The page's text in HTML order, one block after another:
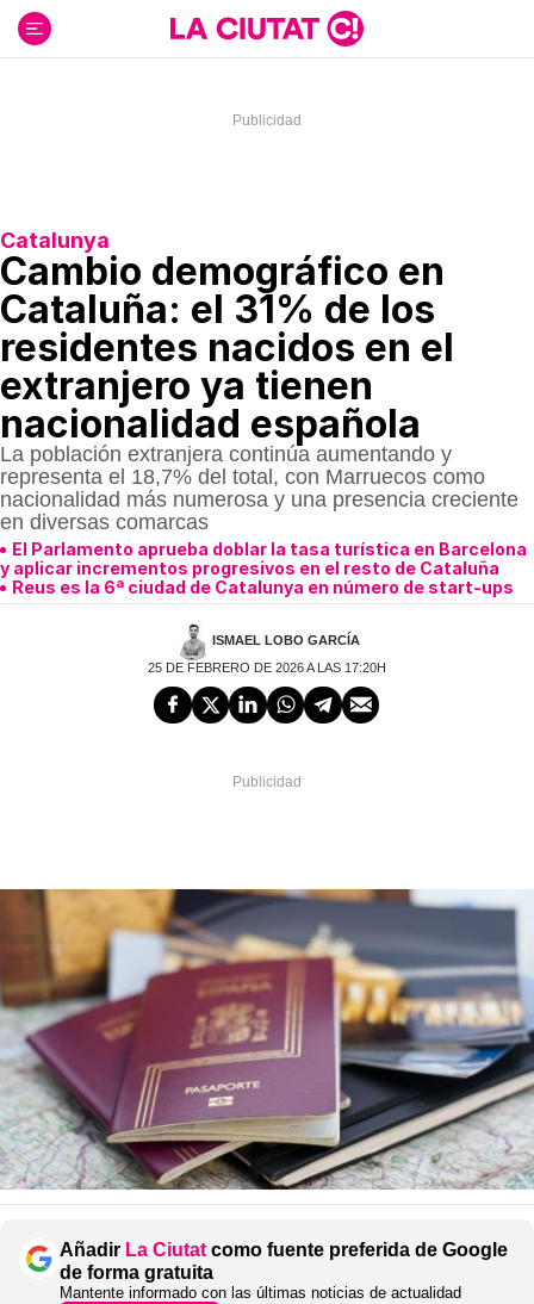
contenido
Catalunya
Cambio demográfico en
Cataluña: el 31% de los
residentes nacidos en el
extranjero ya tienen
nacionalidad española
La población extranjera continúa aumentando y
representa el 18,7% del total, con Marruecos como
nacionalidad más numerosa y una presencia creciente
en diversas comarcas
El Parlamento aprueba doblar la tasa turística en Barcelona
y aplicar incrementos progresivos en el resto de Cataluña
Reus es la 6ª ciudad de Catalunya en número de start-ups
ISMAEL LOBO GARCÍA
25 DE FEBRERO DE 2026 A LAS 17:20H
Añadir La Ciutat como fuente preferida de Google
de forma gratuita
Mantente informado con las últimas noticias de actualidad